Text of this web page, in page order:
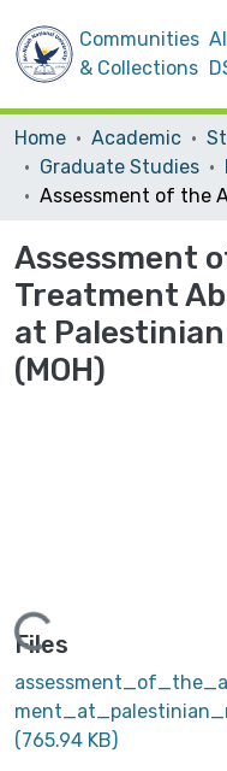
Communities
& Collections
Home Academic
Graduate Studies
Assessment
Treatment
at
(MOH)
Files
(765.94 KB)